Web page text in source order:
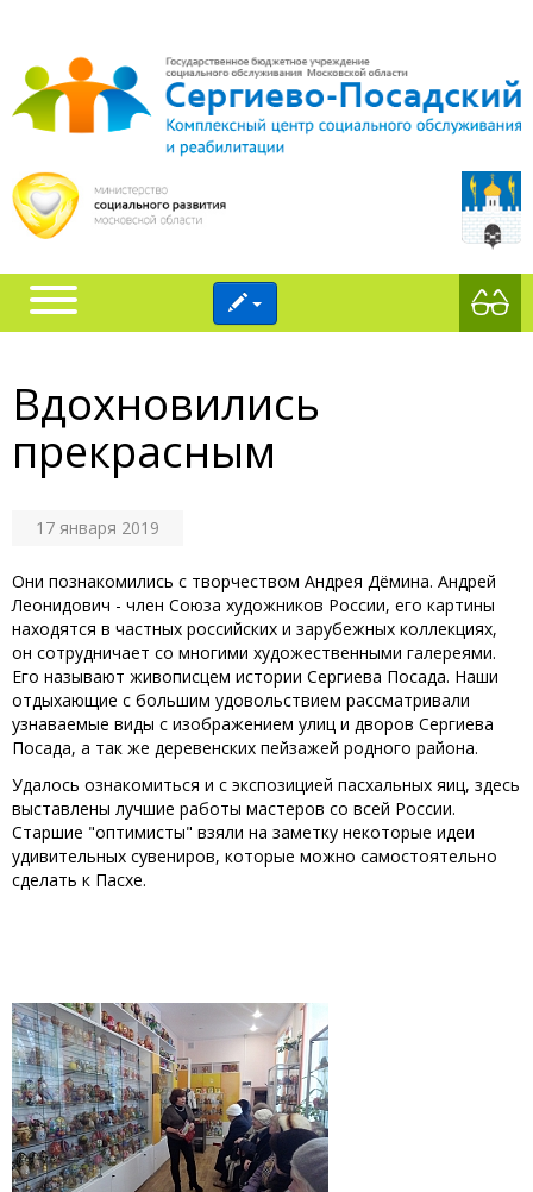
Вдохновились
прекрасным
17 января 2019
Они познакомились с творчеством Андрея Дёмина. Андрей
Леонидович - член Союза художников России, его картины
находятся в частных российских и зарубежных коллекциях,
он сотрудничает со многими художественными галереями.
Его называют живописцем истории Сергиева Посада. Наши
отдыхающие с большим удовольствием рассматривали
узнаваемые виды с изображением улиц и дворов Сергиева
Посада, а так же деревенских пейзажей родного района.
Удалось ознакомиться и с экспозицией пасхальных яиц, здесь
выставлены лучшие работы мастеров со всей России.
Старшие "оптимисты" взяли на заметку некоторые идеи
удивительных сувениров, которые можно самостоятельно
сделать к Пасхе.